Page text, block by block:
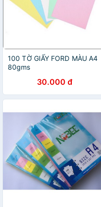
100 TỜ GIẤY FORD MÀU A4
80gms
30.000 đ